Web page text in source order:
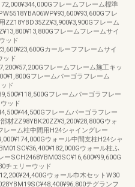
フレームフレーム標準
フレ
ZZ18YBD35ZZ¥3,900¥3,900Gフレーム
フレームフレームサイ
ッド
カールーフフレームサイ
ッド
フレームフレーム施工キッ
フレームパーゴラフレーム
ド
フレームパーゴラフレー
ッド
フレームパーゴラフレー
材ZZ98YBK20ZZ¥3,200¥28,800Gウォ
レーム柱中間用H24シャイングレー
ウォール中間支柱H24シャ
ウォール柱ふ
ーSCH2468YBM03SC¥16,600¥99,600G
チェリーウッド
ウォール巾木セットW30
テグランフ